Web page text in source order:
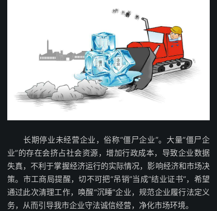
长期停业未经营企业，俗称“僵尸企业”。大量“僵尸企
业”的存在会挤占社会资源，增加行政成本，导致企业数据
失真，不利于掌握经济运行的实际情况，影响经济和市场决
策。市工商局提醒，切不可把“吊销”当成“结业证书”，希望
通过此次清理工作，唤醒“沉睡”企业，规范企业履行法定义
务，从而引导我市企业守法诚信经营，净化市场环境。